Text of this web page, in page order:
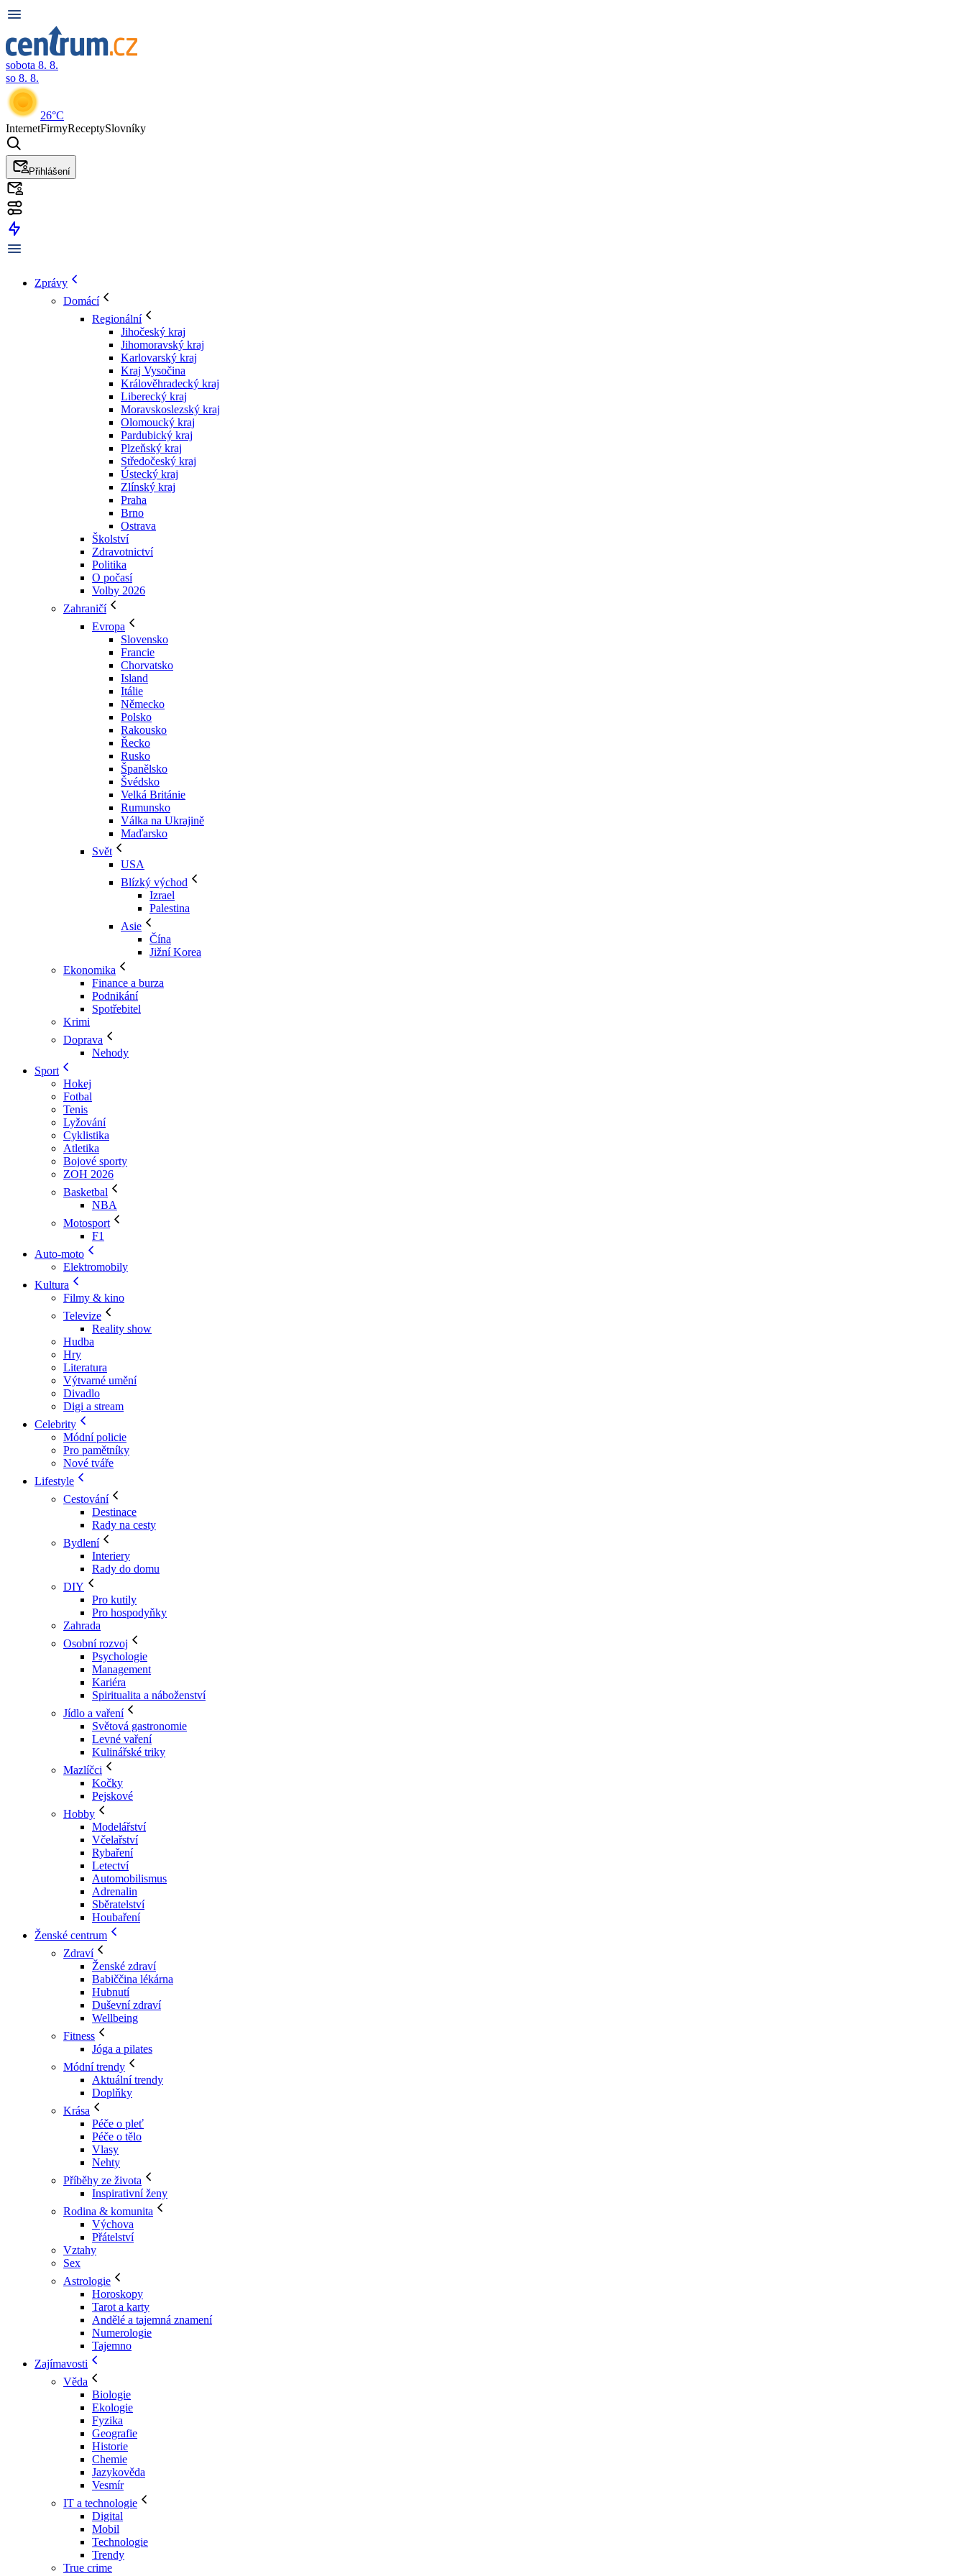
sobota 8. 8.
so 8. 8.
26°C
InternetFirmyReceptySlovníky
Přihlášení
Zprávy
Domácí
Regionální
Jihočeský kraj
Jihomoravský kraj
Karlovarský kraj
Kraj Vysočina
Králověhradecký kraj
Liberecký kraj
Moravskoslezský kraj
Olomoucký kraj
Pardubický kraj
Plzeňský kraj
Středočeský kraj
Ústecký kraj
Zlínský kraj
Praha
Brno
Ostrava
Školství
Zdravotnictví
Politika
O počasí
Volby 2026
Zahraničí
Evropa
Slovensko
Francie
Chorvatsko
Island
Itálie
Německo
Polsko
Rakousko
Řecko
Rusko
Španělsko
Švédsko
Velká Británie
Rumunsko
Válka na Ukrajině
Maďarsko
Svět
USA
Blízký východ
Izrael
Palestina
Asie
Čína
Jižní Korea
Ekonomika
Finance a burza
Podnikání
Spotřebitel
Krimi
Doprava
Nehody
Sport
Hokej
Fotbal
Tenis
Lyžování
Cyklistika
Atletika
Bojové sporty
ZOH 2026
Basketbal
NBA
Motosport
F1
Auto-moto
Elektromobily
Kultura
Filmy & kino
Televize
Reality show
Hudba
Hry
Literatura
Výtvarné umění
Divadlo
Digi a stream
Celebrity
Módní policie
Pro pamětníky
Nové tváře
Lifestyle
Cestování
Destinace
Rady na cesty
Bydlení
Interiery
Rady do domu
DIY
Pro kutily
Pro hospodyňky
Zahrada
Osobní rozvoj
Psychologie
Management
Kariéra
Spiritualita a náboženství
Jídlo a vaření
Světová gastronomie
Levné vaření
Kulinářské triky
Mazlíčci
Kočky
Pejskové
Hobby
Modelářství
Včelařství
Rybaření
Letectví
Automobilismus
Adrenalin
Sběratelství
Houbaření
Ženské centrum
Zdraví
Ženské zdraví
Babiččina lékárna
Hubnutí
Duševní zdraví
Wellbeing
Fitness
Jóga a pilates
Módní trendy
Aktuální trendy
Doplňky
Krása
Péče o pleť
Péče o tělo
Vlasy
Nehty
Příběhy ze života
Inspirativní ženy
Rodina & komunita
Výchova
Přátelství
Vztahy
Sex
Astrologie
Horoskopy
Tarot a karty
Andělé a tajemná znamení
Numerologie
Tajemno
Zajímavosti
Věda
Biologie
Ekologie
Fyzika
Geografie
Historie
Chemie
Jazykověda
Vesmír
IT a technologie
Digital
Mobil
Technologie
Trendy
True crime